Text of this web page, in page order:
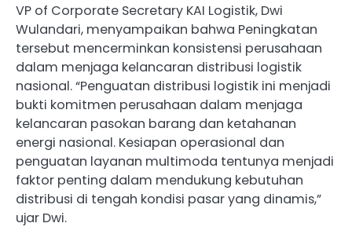
VP of Corporate Secretary KAI Logistik, Dwi
Wulandari, menyampaikan bahwa Peningkatan
tersebut mencerminkan konsistensi perusahaan
dalam menjaga kelancaran distribusi logistik
nasional. “Penguatan distribusi logistik ini menjadi
bukti komitmen perusahaan dalam menjaga
kelancaran pasokan barang dan ketahanan
energi nasional. Kesiapan operasional dan
penguatan layanan multimoda tentunya menjadi
faktor penting dalam mendukung kebutuhan
distribusi di tengah kondisi pasar yang dinamis,”
ujar Dwi.